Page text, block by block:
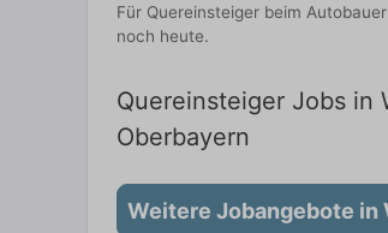
Für Quereinsteiger beim
noch heute.
Quereinsteiger Jobs in
Oberbayern
Weitere Jobangebote in